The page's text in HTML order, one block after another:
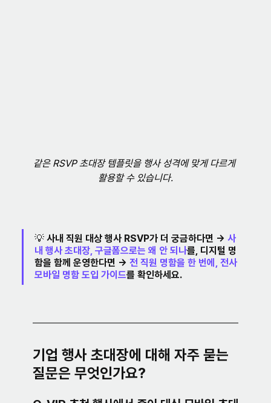
같은 RSVP 초대장 템플릿을 행사 성격에 맞게 다르게
활용할 수 있습니다.
💡 사내 직원 대상 행사 RSVP가 더 궁금하다면 → 사
내 행사 초대장, 구글폼으로는 왜 안 되나를, 디지털 명
함을 함께 운영한다면 → 전 직원 명함을 한 번에, 전사
모바일 명함 도입 가이드를 확인하세요.
기업 행사 초대장에 대해 자주 묻는
질문은 무엇인가요?